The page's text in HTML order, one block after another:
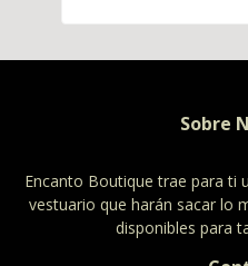
Sobre
Encanto Boutique trae para ti
vestuario que harán sacar lo
disponibles para